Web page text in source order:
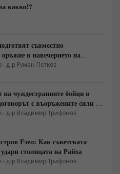
какво!?
съвместно
в навечерието на
АТИС
- д-р Румен Петков
на чуждестранните бойци в
с въоръжените сили не
- д-р Владимир Трифонов
Езел: Как съветската
столицата на Райха
- д-р Владимир Трифонов